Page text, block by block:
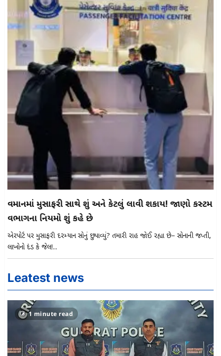
વિમાનમાં મુસાફરી સાથે શું અને કેટલું લાવી શકાય! જાણો કસ્ટમ
વિભાગના નિયમો શું કહે છે
એરપોર્ટ પર મુસાફરી દરમ્યાન સોનું છુપાવ્યું? તમારી રાહ જોઈ રહ્યા છે– સોનાની જપ્તી,
લાખોનો દંડ કે જેલ!...
Leatest news
1 minute read